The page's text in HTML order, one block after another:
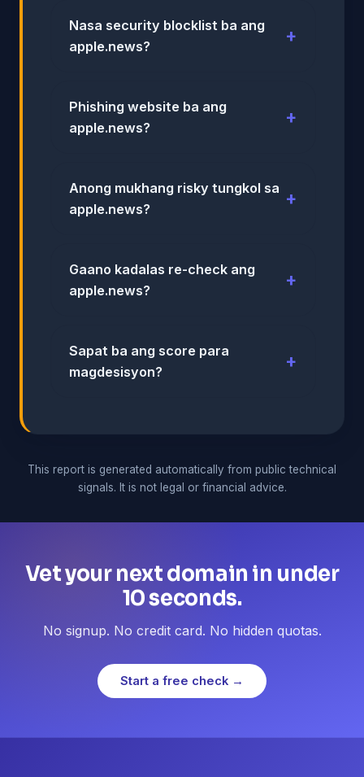
Nasa security blocklist ba ang
apple.news?
Phishing website ba ang
apple.news?
Anong mukhang risky tungkol sa
apple.news?
Gaano kadalas re-check ang
apple.news?
Sapat ba ang score para
magdesisyon?
This report is generated automatically from public technical
signals. It is not legal or financial advice.
Vet your next domain in under
10 seconds.
No signup. No credit card. No hidden quotas.
Start a free check →